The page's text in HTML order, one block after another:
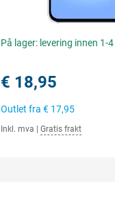
På lager: levering innen 1-
€ 18,95
Outlet fra€ 17,95
Inkl. mva Gratis frakt